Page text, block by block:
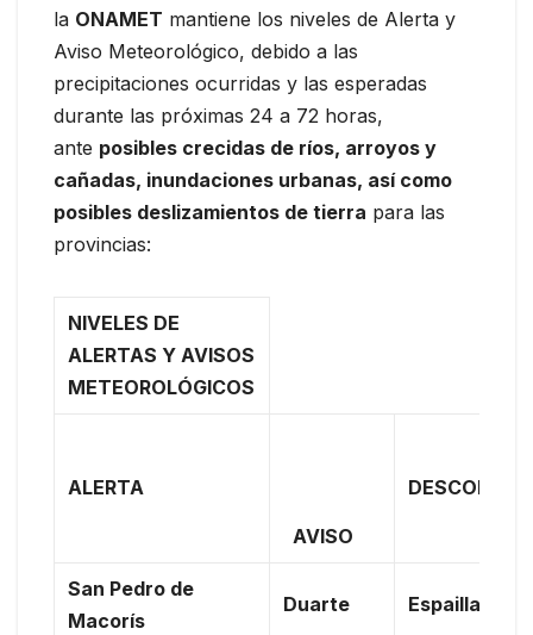
la ONAMET mantiene los niveles de Alerta y
Aviso Meteorológico, debido a las
precipitaciones ocurridas y las esperadas
durante las próximas 24 a 72 horas,
ante posibles crecidas de ríos, arroyos y
cañadas, inundaciones urbanas, así como
posibles deslizamientos de tierra para las
provincias:
NIVELES DE
ALERTAS Y AVISOS
METEOROLÓGICOS
ALERTA
AVISO
San Pedro de
Macorís
Duarte Espaillat